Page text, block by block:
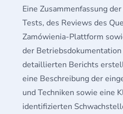
Eine Zusammenfassung
Tests, des Reviews des
Zamówienia-Plattform
der
detaillierten Berichts
eine Beschreibung der
und Techniken sowie eine
identifizierten